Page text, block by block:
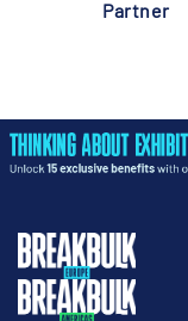
Partner